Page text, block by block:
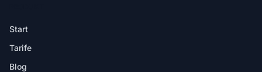
Start
Tarife
Blog